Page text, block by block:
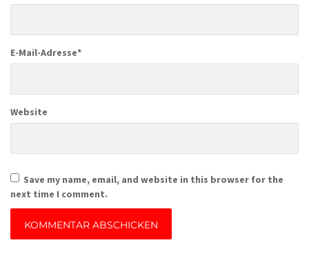
E-Mail-Adresse*
Website
Save my name, email, and website in this browser for the
next time I comment.